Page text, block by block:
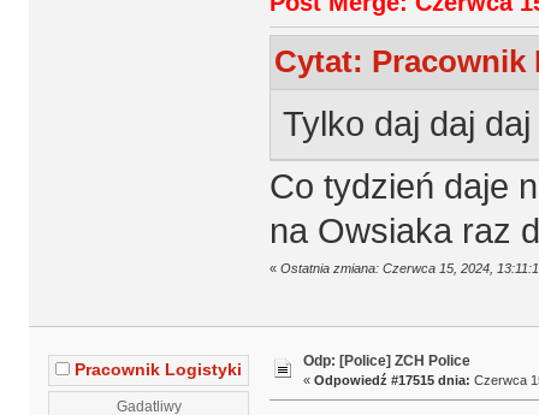
Cytat: Pracownik
Tylko daj daj
Co tydzień daje
na Owsiaka raz
« Ostatnia zmiana: Czerwca 15, 2024,
Pracownik Logistyki
Gadatliwy
Odp: [Police] ZCH Police
« Odpowiedź #17515 dnia: Czerwca